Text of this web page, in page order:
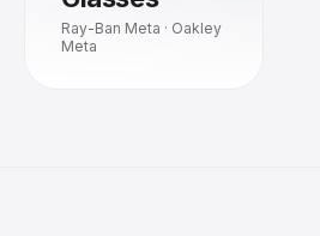
Ray-Ban Meta · Oakley
Meta